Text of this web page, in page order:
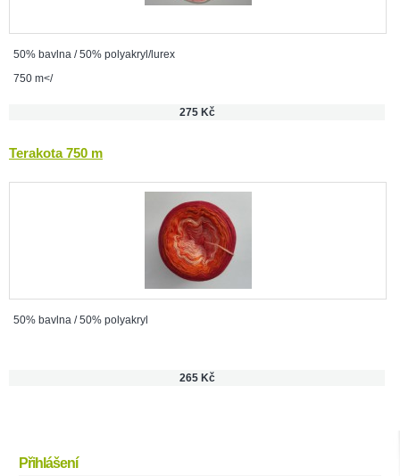
50% bavlna / 50% polyakryl/lurex
750 m</
275 Kč
Terakota 750 m
50% bavlna / 50% polyakryl
265 Kč
Přihlášení